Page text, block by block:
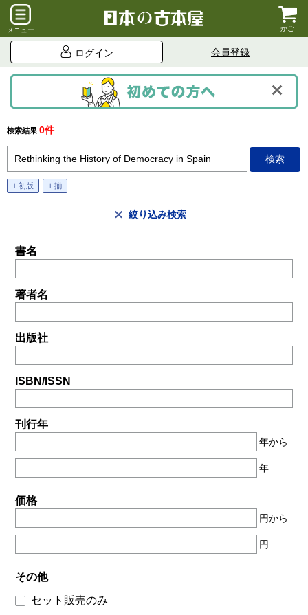
メニュー かご
ログイン 会員登録
検索結果 0件
+ 初版 + 揃
絞り込み検索
書名
著者名
出版社
ISBN/ISSN
刊行年
年から
年
価格
円から
円
その他
セット販売のみ